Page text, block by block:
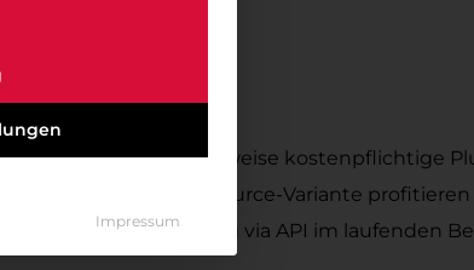
Unterstützung
Profi die normalerweise kostenpflichtige
zur Open Source-Variante
und der Steuerung via API im laufenden
Impressum